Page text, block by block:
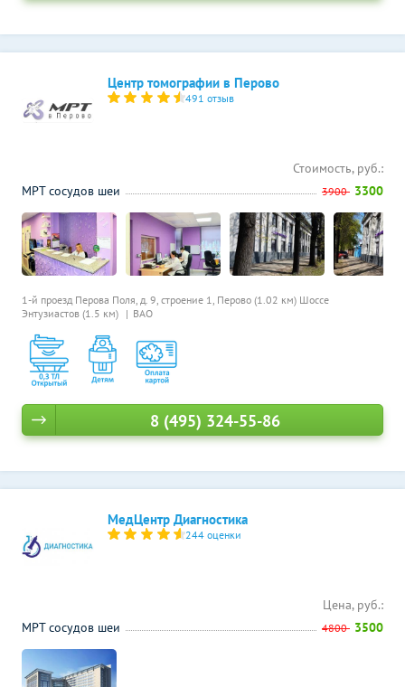
Центр томографии в Перово
491 отзыв
1-й проезд Перова Поля, д. 9, строение 1, Перово (1.02 км) Шоссе
Энтузиастов (1.5 км)
ВАО
Стоимость, руб.:
МРТ сосудов шеи
3900 3300
8 (495) 324-55-86
МедЦентр Диагностика
244 оценки
Цена, руб.:
МРТ сосудов шеи
4800 3500